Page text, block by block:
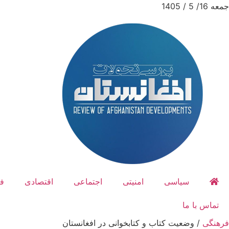
جمعه 16/ 5 / 1405
سیاسی امنیتی اجتماعی اقتصادی
تماس با ما
فرهنگی / وضعیت کتاب و کتابخوانی در افغانستان